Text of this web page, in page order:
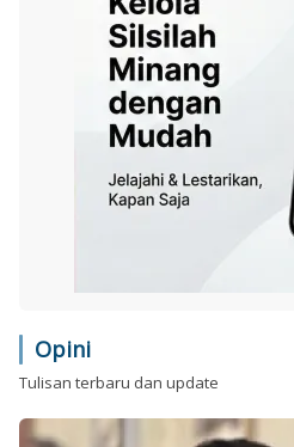
Opini
Tulisan terbaru dan update